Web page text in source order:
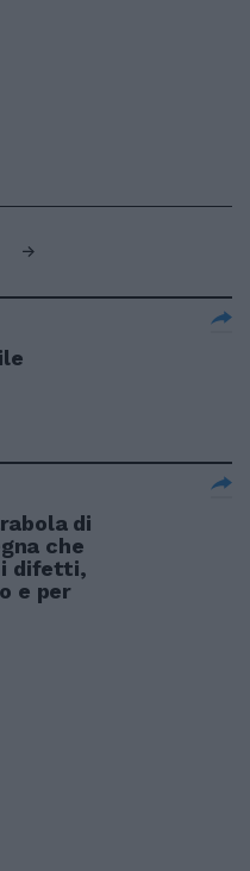
di
che
i difetti,
e per